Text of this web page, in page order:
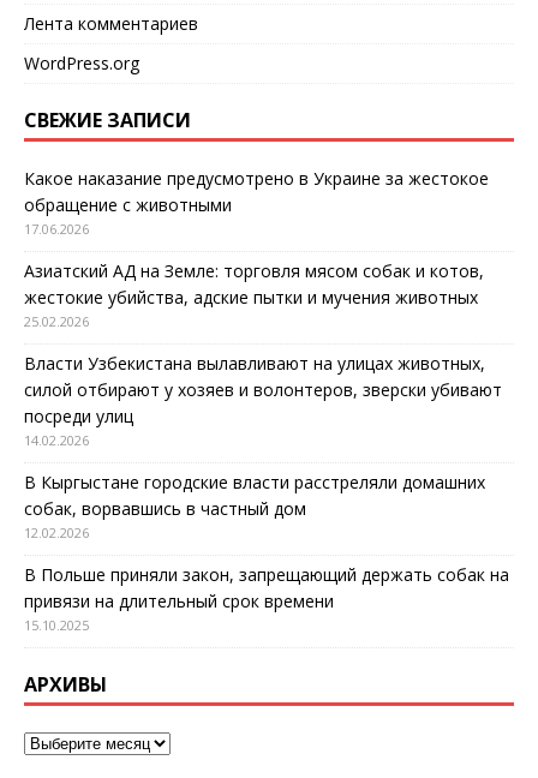
Лента комментариев
WordPress.org
СВЕЖИЕ ЗАПИСИ
Какое наказание предусмотрено в Украине за жестокое
обращение с животными
17.06.2026
Азиатский АД на Земле: торговля мясом собак и котов,
жестокие убийства, адские пытки и мучения животных
25.02.2026
Власти Узбекистана вылавливают на улицах животных,
силой отбирают у хозяев и волонтеров, зверски убивают
посреди улиц
14.02.2026
В Кыргыстане городские власти расстреляли домашних
собак, ворвавшись в частный дом
12.02.2026
В Польше приняли закон, запрещающий держать собак на
привязи на длительный срок времени
15.10.2025
АРХИВЫ